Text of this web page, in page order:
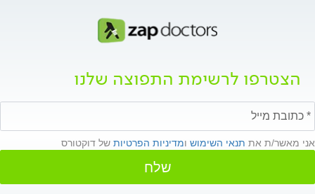
הצטרפו לרשימת התפוצה שלנו
אני מאשר/ת את תנאי השימוש ומדיניות הפרטיות של דוקטורס
שלח